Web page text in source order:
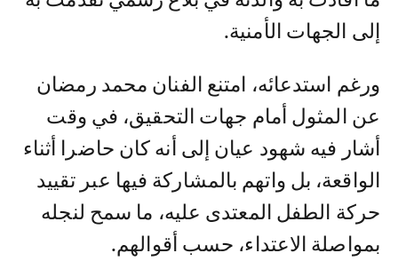
إلى الجهات الأمنية.
ورغم استدعائه، امتنع الفنان محمد رمضان
عن المثول أمام جهات التحقيق، في وقت
أشار فيه شهود عيان إلى أنه كان حاضرا أثناء
الواقعة، بل واتهم بالمشاركة فيها عبر تقييد
حركة الطفل المعتدى عليه، ما سمح لنجله
بمواصلة الاعتداء، حسب أقوالهم.